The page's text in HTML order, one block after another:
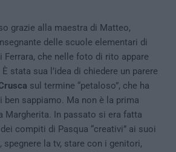
grazie alla maestra di Matteo,
delle scuole elementari di
Ferrara, che nelle foto di rito appare
stata sua l’idea di chiedere un parere
sul termine “petaloso”, che ha
sappiamo. Ma non è la prima
Margherita. In passato si era fatta
compiti di Pasqua “creativi” ai suoi
spegnere la tv, stare con i genitori,